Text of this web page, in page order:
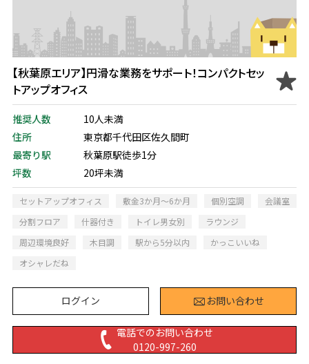
【秋葉原エリア】円滑な業務をサポート！コンパクトセッ
トアップオフィス
推奨人数
10人未満
住所
東京都千代田区佐久間町
最寄り駅
秋葉原駅徒歩1分
坪数
20坪未満
セットアップオフィス 敷金3か月～6か月 個別空調
会議室
分割フロア
什器付き トイレ男女別
ラウンジ
周辺環境良好
木目調 駅から5分以内
かっこいいね
オシャレだね
ログイン お問い合わせ
電話でのお問い合わせ
0120-997-260